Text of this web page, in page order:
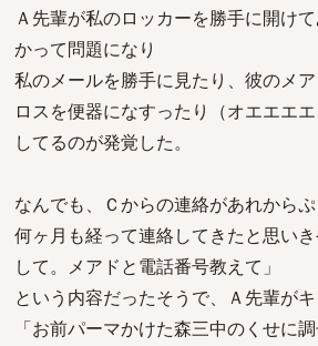
Ａ先輩が私のロッカーを勝手に開け
かって問題になり
私のメールを勝手に見たり、彼のメ
ロスを便器になすったり（オエエエエ
してるのが発覚した。
なんでも、Ｃからの連絡があれからぷ
何ヶ月も経って連絡してきたと思い
して。メアドと電話番号教えて」
という内容だったそうで、Ａ先輩が
「お前パーマかけた森三中のくせに